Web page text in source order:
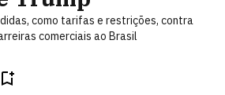
como tarifas e restrições, contra
comerciais ao Brasil